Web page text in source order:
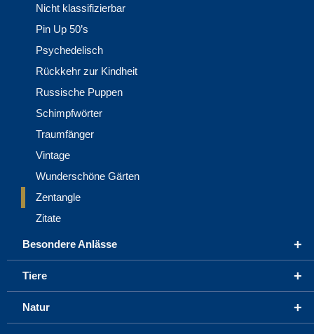
Nicht klassifizierbar
Pin Up 50’s
Psychedelisch
Rückkehr zur Kindheit
Russische Puppen
Schimpfwörter
Traumfänger
Vintage
Wunderschöne Gärten
Zentangle
Zitate
+
Besondere Anlässe
+
Tiere
+
Natur